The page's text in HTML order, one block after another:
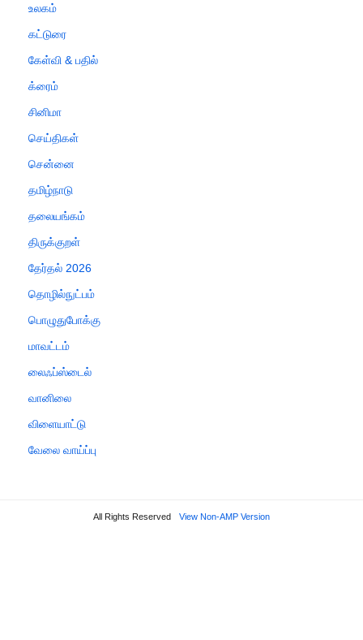
உலகம்
கட்டுரை
கேள்வி & பதில்
க்ரைம்
சினிமா
செய்திகள்
சென்னை
தமிழ்நாடு
தலையங்கம்
திருக்குறள்
தேர்தல் 2026
தொழில்நுட்பம்
பொழுதுபோக்கு
மாவட்டம்
லைஃப்ஸ்டைல்
வானிலை
விளையாட்டு
வேலை வாய்ப்பு
All Rights Reserved View Non-AMP Version